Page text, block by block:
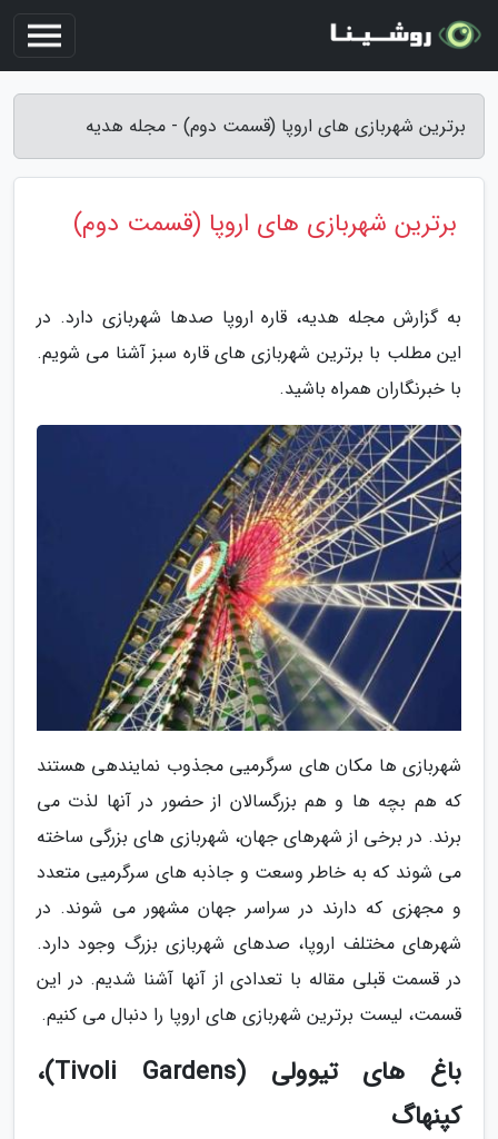
برترین شهربازی های اروپا (قسمت دوم) - مجله هدیه
برترین شهربازی های اروپا (قسمت دوم)
به گزارش مجله هدیه، قاره اروپا صدها شهربازی دارد. در
این مطلب با برترین شهربازی های قاره سبز آشنا می شویم.
با خبرنگاران همراه باشید.
شهربازی ها مکان های سرگرمیی مجذوب نمایندهی هستند
که هم بچه ها و هم بزرگسالان از حضور در آنها لذت می
برند. در برخی از شهرهای جهان، شهربازی های بزرگی ساخته
می شوند که به خاطر وسعت و جاذبه های سرگرمیی متعدد
و مجهزی که دارند در سراسر جهان مشهور می شوند. در
شهرهای مختلف اروپا، صدهای شهربازی بزرگ وجود دارد.
در قسمت قبلی مقاله با تعدادی از آنها آشنا شدیم. در این
قسمت، لیست برترین شهربازی های اروپا را دنبال می کنیم.
باغ های تیوولی (Tivoli Gardens)،
کپنهاگ